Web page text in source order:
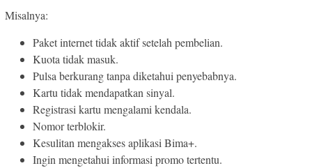
Misalnya:
Paket internet tidak aktif setelah pembelian.
Kuota tidak masuk.
Pulsa berkurang tanpa diketahui penyebabnya.
Kartu tidak mendapatkan sinyal.
Registrasi kartu mengalami kendala.
Nomor terblokir.
Kesulitan mengakses aplikasi Bima+.
Ingin mengetahui informasi promo tertentu.